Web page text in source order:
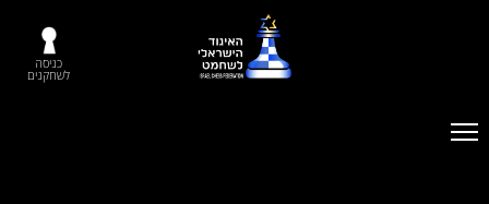
כניסה
לשחקנים